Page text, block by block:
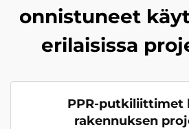
onnistuneet
erilaisissa
PPR-putkiliittimet
rakennuksen